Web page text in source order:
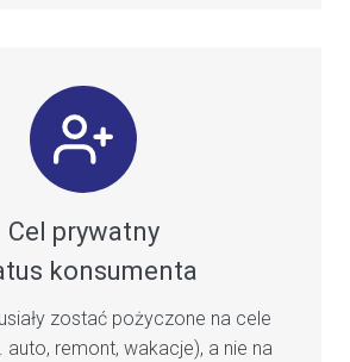
Cel prywatny
konsumenta
zostać pożyczone na cele
auto, remont, wakacje), a nie na